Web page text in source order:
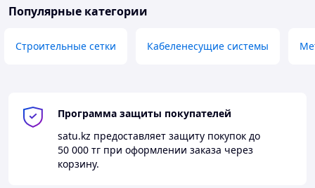
Популярные категории
Строительные сетки Кабеленесущие системы
Программа защиты покупателей
satu.kz предоставляет защиту покупок до
50 000 тг при оформлении заказа через
корзину.